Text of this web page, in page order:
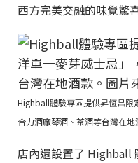
西方完美交融的味覺驚
Highball體驗專區提供昇恆昌限
合力酒廠琴酒、茶酒等台灣在
店內還設置了 Highball